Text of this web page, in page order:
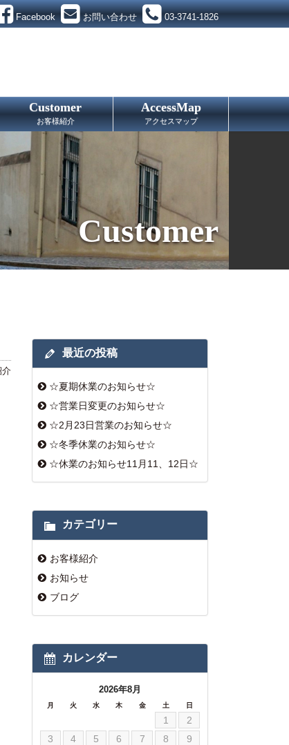
Facebook お問い合わせ 03-3741-1826
Customer
お客様紹介
AccessMap
アクセスマップ
Customer
介
最近の投稿
☆夏期休業のお知らせ☆
☆営業日変更のお知らせ☆
☆2月23日営業のお知らせ☆
☆冬季休業のお知らせ☆
☆休業のお知らせ11月11、12日☆
カテゴリー
お客様紹介
お知らせ
ブログ
カレンダー
2026年8月
月 火 水 木 金 土 日
1
2
3
4 5 6 7 8
9